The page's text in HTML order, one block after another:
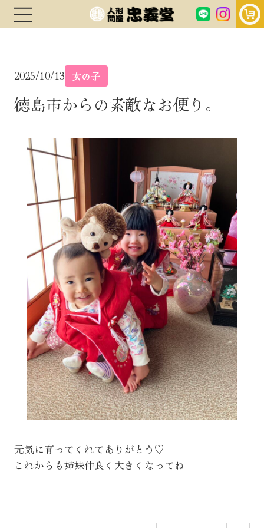
2025/10/13 女の子
徳島市からの素敵なお便り。
元気に育ってくれてありがとう♡
これからも姉妹仲良く大きくなってね